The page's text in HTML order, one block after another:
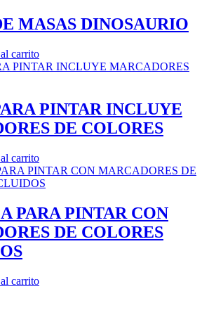
MASAS DINOSAURIO
carrito
PINTAR INCLUYE
DE COLORES
carrito
PARA PINTAR CON
DE COLORES
carrito